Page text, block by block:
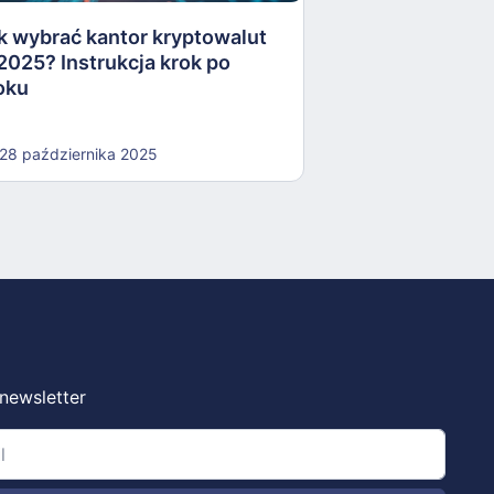
wybrać kantor kryptowalut
Instrukcja krok po
28 października 2025